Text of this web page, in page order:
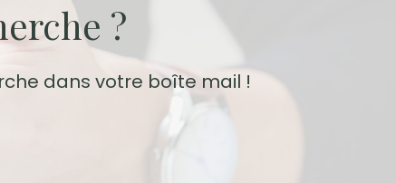
?
dans votre boîte mail !